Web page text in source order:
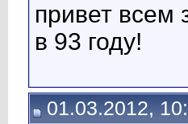
привет всем
в 93 году!
01.03.2012,